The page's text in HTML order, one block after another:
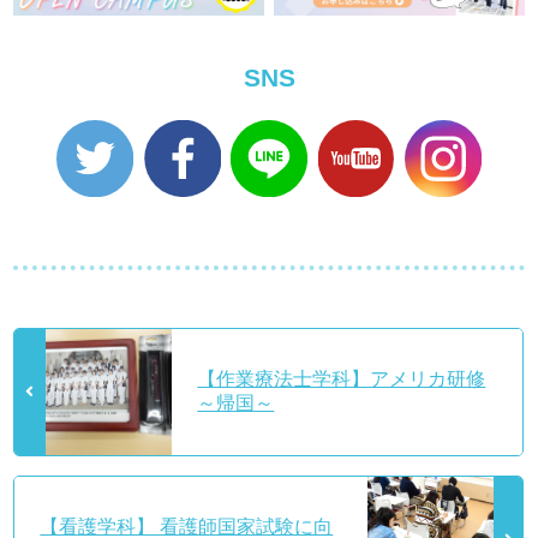
SNS
【作業療法士学科】アメリカ研修
～帰国～
【看護学科】 看護師国家試験に向